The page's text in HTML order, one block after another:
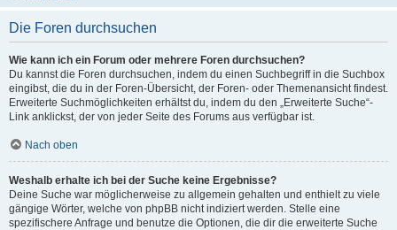
Die Foren durchsuchen
Wie kann ich ein Forum oder mehrere Foren durchsuchen?
Du kannst die Foren durchsuchen, indem du einen Suchbegriff in die Suchbox
eingibst, die du in der Foren-Übersicht, der Foren- oder Themenansicht findest.
Erweiterte Suchmöglichkeiten erhältst du, indem du den „Erweiterte Suche“-
Link anklickst, der von jeder Seite des Forums aus verfügbar ist.
Nach oben
Weshalb erhalte ich bei der Suche keine Ergebnisse?
Deine Suche war möglicherweise zu allgemein gehalten und enthielt zu viele
gängige Wörter, welche von phpBB nicht indiziert werden. Stelle eine
spezifischere Anfrage und benutze die Optionen, die dir die erweiterte Suche